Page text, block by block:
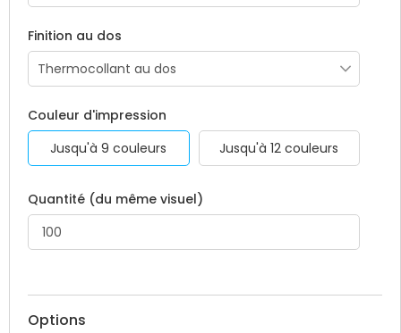
Finition au dos
Couleur d'impression
Jusqu'à 9 couleurs
Jusqu'à 12 couleurs
Quantité (du même visuel)
Options